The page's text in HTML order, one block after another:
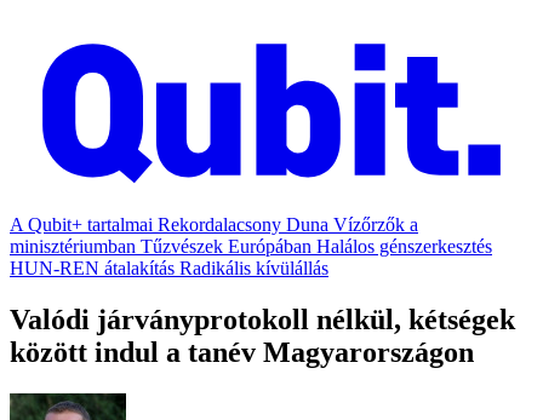
A Qubit+ tartalmai Rekordalacsony Duna Vízőrzők a
minisztériumban Tűzvészek Európában Halálos génszerkesztés
HUN-REN átalakítás Radikális kívülállás
Valódi járványprotokoll nélkül, kétségek
között indul a tanév Magyarországon